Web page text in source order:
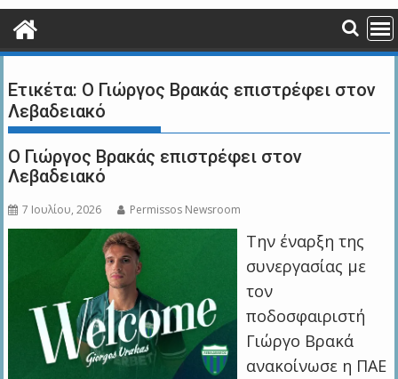
Ετικέτα: Ο Γιώργος Βρακάς επιστρέφει στον
Λεβαδειακό
Ο Γιώργος Βρακάς επιστρέφει στον
Λεβαδειακό
7 Ιουλίου, 2026 Permissos Newsroom
Την έναρξη της
συνεργασίας με
τον
ποδοσφαιριστή
Γιώργο Βρακά
ανακοίνωσε η ΠΑΕ